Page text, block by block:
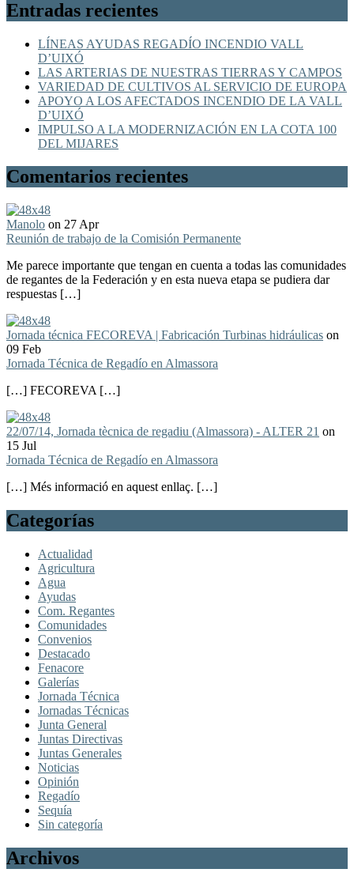
Entradas recientes
LÍNEAS AYUDAS REGADÍO INCENDIO VALL
D’UIXÓ
LAS ARTERIAS DE NUESTRAS TIERRAS Y CAMPOS
VARIEDAD DE CULTIVOS AL SERVICIO DE EUROPA
APOYO A LOS AFECTADOS INCENDIO DE LA VALL
D’UIXÓ
IMPULSO A LA MODERNIZACIÓN EN LA COTA 100
DEL MIJARES
Comentarios recientes
Manolo on 27 Apr
Reunión de trabajo de la Comisión Permanente
Me parece importante que tengan en cuenta a todas las comunidades
de regantes de la Federación y en esta nueva etapa se pudiera dar
respuestas […]
Jornada técnica FECOREVA | Fabricación Turbinas hidráulicas on
09 Feb
Jornada Técnica de Regadío en Almassora
[…] FECOREVA […]
22/07/14, Jornada tècnica de regadiu (Almassora) - ALTER 21 on
15 Jul
Jornada Técnica de Regadío en Almassora
[…] Més informació en aquest enllaç. […]
Categorías
Actualidad
Agricultura
Agua
Ayudas
Com. Regantes
Comunidades
Convenios
Destacado
Fenacore
Galerías
Jornada Técnica
Jornadas Técnicas
Junta General
Juntas Directivas
Juntas Generales
Noticias
Opinión
Regadío
Sequía
Sin categoría
Archivos